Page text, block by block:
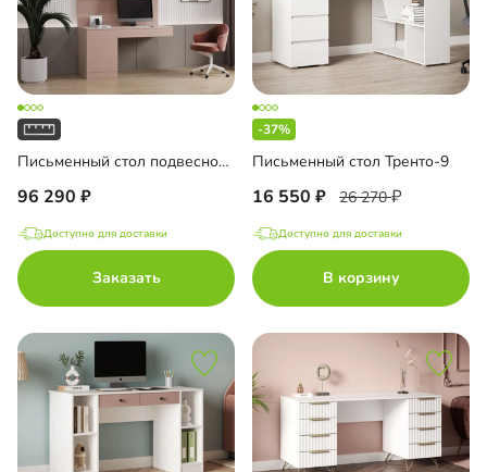
Письменный стол подвесной Мобаро-8
96 290
Доступно для доставки
Заказать
-37%
Письменный стол Тренто-9
16 550 26 270
Доступно для доставки
В корзину